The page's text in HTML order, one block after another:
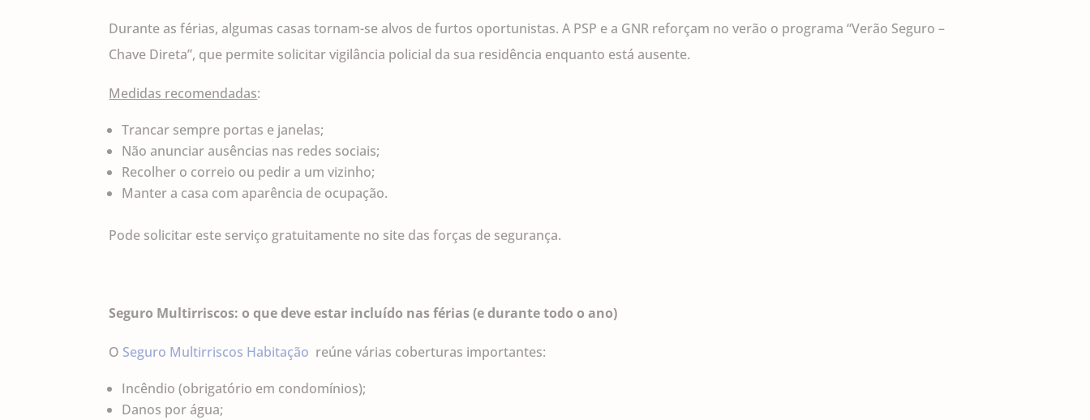
Durante as férias, algumas casas tornam-se alvos de furtos oportunistas. A PSP e a GNR reforçam no verão o programa “Verão Seguro –
Chave Direta”, que permite solicitar vigilância policial da sua residência enquanto está ausente.
Medidas recomendadas:
Trancar sempre portas e janelas;
Não anunciar ausências nas redes sociais;
Recolher o correio ou pedir a um vizinho;
Manter a casa com aparência de ocupação.
Pode solicitar este serviço gratuitamente no site das forças de segurança.
Seguro Multirriscos: o que deve estar incluído nas férias (e durante todo o ano)
O Seguro Multirriscos Habitação reúne várias coberturas importantes:
Incêndio (obrigatório em condomínios);
Danos por água;